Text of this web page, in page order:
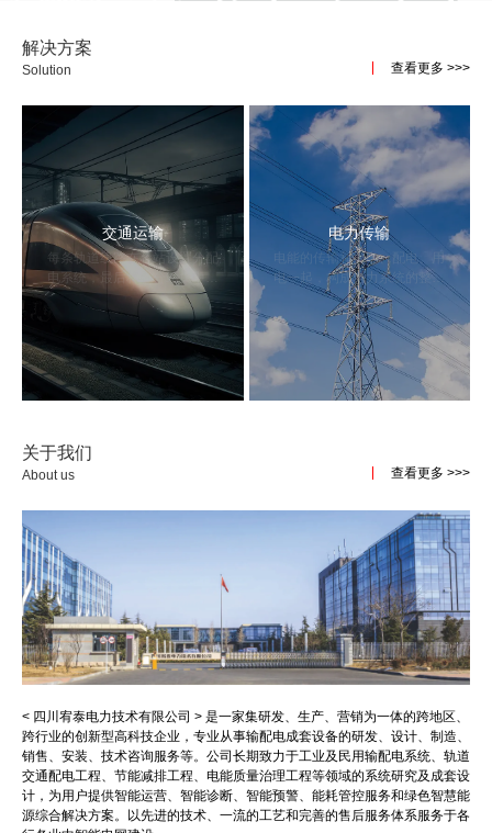
GGJ
查看更多
解决方案
Solution 查看更多 >>>
交通运输
每条轨道线路在各站设置分配
电系统，最后将各分站集中在
总站进行集中监控
电力传输
电能的传输和变电、配电、用
电一起，构成电力系统的整体
功能
关于我们
About us 查看更多 >>>
< 四川宥泰电力技术有限公司 > 是一家集研发、生产、营销为一体的跨地区、
跨行业的创新型高科技企业，专业从事输配电成套设备的研发、设计、制造、
销售、安装、技术咨询服务等。公司长期致力于工业及民用输配电系统、轨道
交通配电工程、节能减排工程、电能质量治理工程等领域的系统研究及成套设
计，为用户提供智能运营、智能诊断、智能预警、能耗管控服务和绿色智慧能
源综合解决方案。以先进的技术、一流的工艺和完善的售后服务体系服务于各